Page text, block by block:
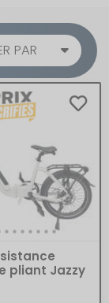
PAR
pliant Jazzy